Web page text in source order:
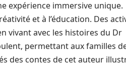
expérience immersive unique.
et à l’éducation. Des
vivant avec les histoires du Dr
permettant aux familles
des contes de cet auteur